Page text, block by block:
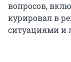
вопросов,
курировал в
ситуациями и